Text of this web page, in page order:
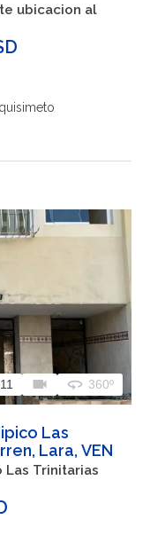
ubicacion al
videocam 360 360º
Las
Lara, VEN
Las Trinitarias